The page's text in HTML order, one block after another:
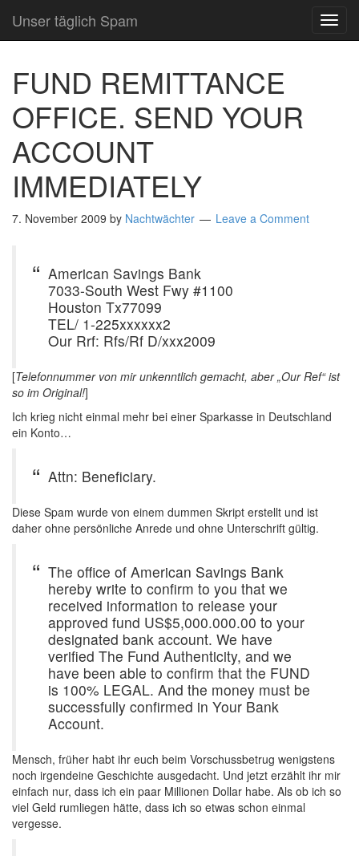
Unser täglich Spam
FUND REMITTANCE
OFFICE. SEND YOUR
ACCOUNT
IMMEDIATELY
7. November 2009 by Nachtwächter Leave a Comment
American Savings Bank
7033-South West Fwy #1100
Houston Tx77099
TEL/ 1-225xxxxxx2
Our Rrf: Rfs/Rf D/xxx2009
[Telefonnummer von mir unkenntlich gemacht, aber „Our Ref“ ist
so im Original!]
Ich krieg nicht einmal mehr bei einer Sparkasse in Deutschland
ein Konto…
Attn: Beneficiary.
Diese Spam wurde von einem dummen Skript erstellt und ist
daher ohne persönliche Anrede und ohne Unterschrift gültig.
The office of American Savings Bank
hereby write to confirm to you that we
received information to release your
approved fund US$5,000.000.00 to your
designated bank account. We have
verified The Fund Authenticity, and we
have been able to confirm that the FUND
is 100% LEGAL. And the money must be
successfully confirmed in Your Bank
Account.
Mensch, früher habt ihr euch beim Vorschussbetrug wenigstens
noch irgendeine Geschichte ausgedacht. Und jetzt erzählt ihr mir
einfach nur, dass ich ein paar Millionen Dollar habe. Als ob ich so
viel Geld rumliegen hätte, dass ich so etwas schon einmal
vergesse.